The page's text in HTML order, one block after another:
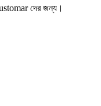
দের জন্য।